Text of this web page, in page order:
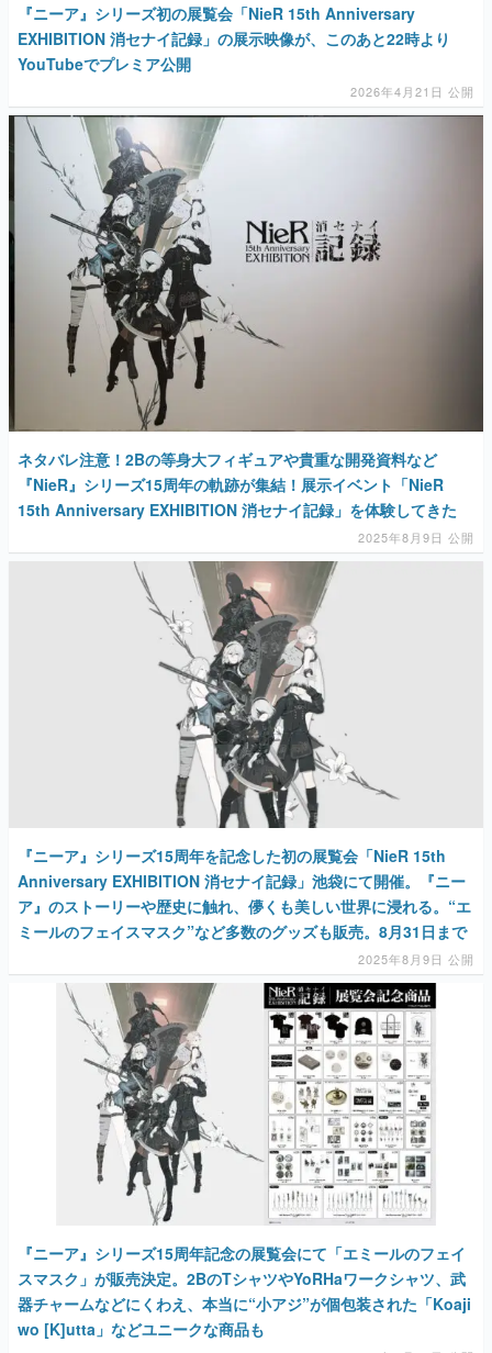
その他
電ファミニコゲーマーとは？
運営：株式会社マレ
『ニーア』シリーズ初の展覧会「NieR 15th Anniversary
EXHIBITION 消セナイ記録」の展示映像が、このあと22時より
YouTubeでプレミア公開
2026年4月21日 公開
ネタバレ注意！2Bの等身大フィギュアや貴重な開発資料など
『NieR』シリーズ15周年の軌跡が集結！展示イベント「NieR
15th Anniversary EXHIBITION 消セナイ記録」を体験してきた
2025年8月9日 公開
『ニーア』シリーズ15周年を記念した初の展覧会「NieR 15th
Anniversary EXHIBITION 消セナイ記録」池袋にて開催。『ニー
ア』のストーリーや歴史に触れ、儚くも美しい世界に浸れる。“エ
ミールのフェイスマスク”など多数のグッズも販売。8月31日まで
2025年8月9日 公開
『ニーア』シリーズ15周年記念の展覧会にて「エミールのフェイ
スマスク」が販売決定。2BのTシャツやYoRHaワークシャツ、武
器チャームなどにくわえ、本当に“小アジ”が個包装された「Koaji
wo [K]utta」などユニークな商品も